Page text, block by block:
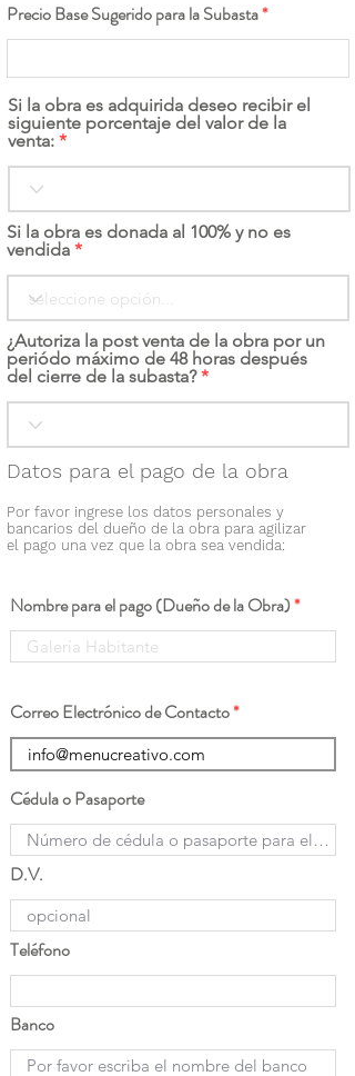
Precio Base Sugerido para la Subasta
Si la obra es adquirida deseo recibir el
siguiente porcentaje del valor de la
venta:
Si la obra es donada al 100% y no es
vendida
¿Autoriza la post venta de la obra por un
periódo máximo de 48 horas después
del cierre de la subasta?
Datos para el pago de la obra
Por favor ingrese los datos personales y
bancarios del dueño de la obra para agilizar
el pago una vez que la obra sea vendida:
Nombre para el pago (Dueño de la Obra)
Correo Electrónico de Contacto
Cédula o Pasaporte
D.V.
Teléfono
Banco